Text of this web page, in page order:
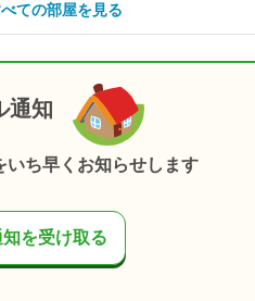
ての部屋を見る
通知
いち早くお知らせします
を受け取る